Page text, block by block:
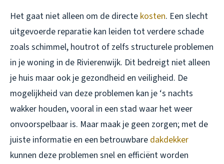
Het gaat niet alleen om de directe kosten. Een slecht
uitgevoerde reparatie kan leiden tot verdere schade
zoals schimmel, houtrot of zelfs structurele problemen
in je woning in de Rivierenwijk. Dit bedreigt niet alleen
je huis maar ook je gezondheid en veiligheid. De
mogelijkheid van deze problemen kan je ‘s nachts
wakker houden, vooral in een stad waar het weer
onvoorspelbaar is. Maar maak je geen zorgen; met de
juiste informatie en een betrouwbare dakdekker
kunnen deze problemen snel en efficiënt worden